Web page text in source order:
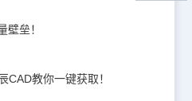
壁垒！
CAD教你一键获取！